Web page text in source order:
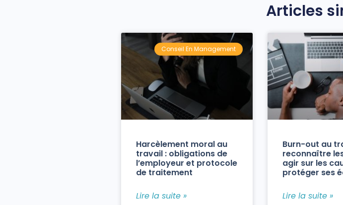
Articles
Conseil En Management
Harcèlement moral au
travail : obligations de
l’employeur et protocole
de traitement
Lire la suite »
Burn-out au
reconnaître
agir sur les
protéger ses
Lire la suite »